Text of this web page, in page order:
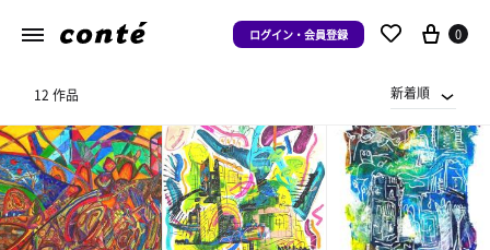
ログイン・会員登録 0
12 作品 新着順